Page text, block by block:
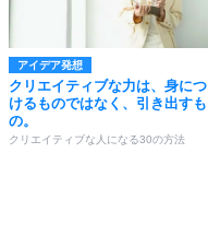
アイデア発想
クリエイティブな力は、身につ
けるものではなく、引き出すも
の。
クリエイティブな人になる30の方法